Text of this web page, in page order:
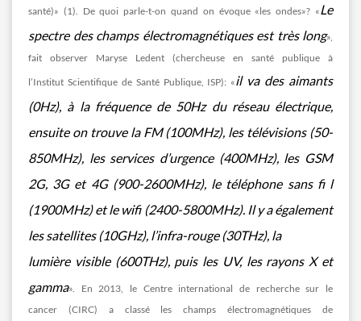
santé)» (1). De quoi parle-t-on quand on évoque «les ondes»? « Le
spectre des champs électromagnétiques est très long»,
fait observer Maryse Ledent (chercheuse en santé publique à
l’Institut Scientifique de Santé Publique, ISP): « il va des aimants
(0Hz), à la fréquence de 50Hz du réseau électrique,
ensuite on trouve la FM (100MHz), les télévisions (50-
850MHz), les services d’urgence (400MHz), les GSM
2G, 3G et 4G (900-2600MHz), le téléphone sans fi l
(1900MHz) et le wifi (2400-5800MHz). Il y a également
les satellites (10GHz), l’infra-rouge (30THz), la
lumière visible (600THz), puis les UV, les rayons X et
gamma». En 2013, le Centre international de recherche sur le
cancer (CIRC) a classé les champs électromagnétiques de